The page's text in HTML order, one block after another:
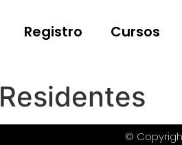
Registro Cursos
Residentes
©